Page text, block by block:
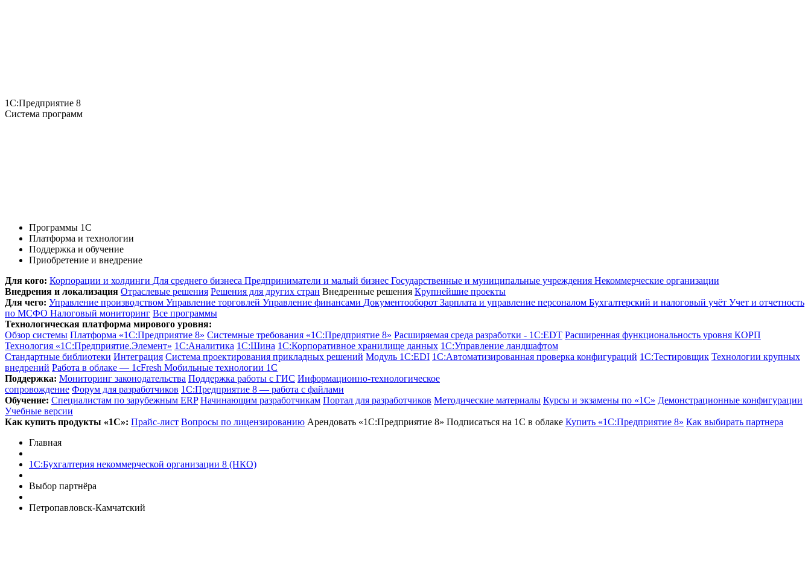
1С:Предприятие 8
Система программ
Программы 1С
Платформа и технологии
Поддержка и обучение
Приобретение и внедрение
Для кого: Корпорации и холдинги Для среднего бизнеса Предприниматели и малый бизнес Государственные и муниципальные учреждения Некоммерческие организации
Внедрения и локализация Отраслевые решения Решения для других стран Внедренные решения Крупнейшие проекты
Для чего: Управление производством Управление торговлей Управление финансами Документооборот Зарплата и управление персоналом Бухгалтерский и налоговый учёт Учет и отчетность
по МСФО Налоговый мониторинг Все программы
Технологическая платформа мирового уровня:
Обзор системы Платформа «1С:Предприятие 8» Системные требования «1С:Предприятие 8» Расширяемая среда разработки - 1C:EDT Расширенная функциональность уровня КОРП
Технология «1С:Предприятие.Элемент» 1C:Аналитика 1С:Шина 1С:Корпоративное хранилище данных 1С:Управление ландшафтом
Стандартные библиотеки Интеграция Система проектирования прикладных решений Модуль 1C:EDI 1С:Автоматизированная проверка конфигураций 1С:Тестировщик Технологии крупных
внедрений Работа в облаке — 1cFresh Мобильные технологии 1С
Поддержка: Мониторинг законодательства Поддержка работы с ГИС Информационно-технологическое
сопровождение Форум для разработчиков 1С:Предприятие 8 — работа с файлами
Обучение: Cпециалистам по зарубежным ERP Начинающим разработчикам Портал для разработчиков Методические материалы Курсы и экзамены по «1С» Демонстрационные конфигурации
Учебные версии
Как купить продукты «1С»: Прайс-лист Вопросы по лицензированию Арендовать «1С:Предприятие 8» Подписаться на 1С в облаке Купить «1С:Предприятие 8» Как выбирать партнера
Главная
1С:Бухгалтерия некоммерческой организации 8 (НКО)
Выбор партнёра
Петропавловск-Камчатский